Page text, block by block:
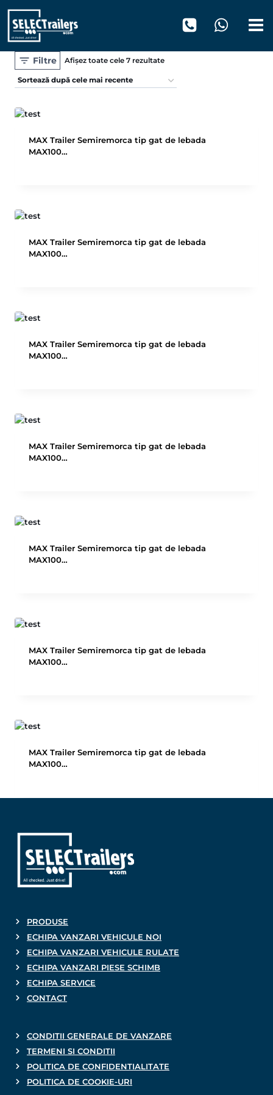
content
Filtre Afișez toate cele 7 rezultateSortat
după
MAX Trailer Semiremorca tip gat de lebada
MAX100…
MAX Trailer Semiremorca tip gat de lebada
MAX100…
MAX Trailer Semiremorca tip gat de lebada
MAX100…
MAX Trailer Semiremorca tip gat de lebada
MAX100…
MAX Trailer Semiremorca tip gat de lebada
MAX100…
MAX Trailer Semiremorca tip gat de lebada
MAX100…
MAX Trailer Semiremorca tip gat de lebada
MAX100…
PRODUSE
ECHIPA VANZARI VEHICULE NOI
ECHIPA VANZARI VEHICULE RULATE
ECHIPA VANZARI PIESE SCHIMB
ECHIPA SERVICE
CONTACT
CONDITII GENERALE DE VANZARE
TERMENI SI CONDITII
POLITICA DE CONFIDENTIALITATE
POLITICA DE COOKIE-URI